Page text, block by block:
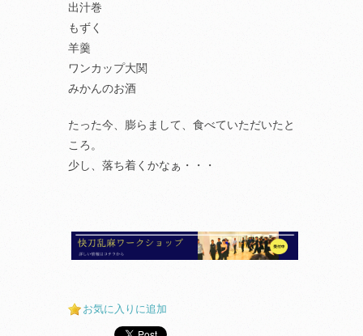
出汁巻
もずく
羊羹
ワンカップ大関
みかんのお酒
たった今、膨らまして、食べていただいたと
ころ。
少し、落ち着くかなぁ・・・
お気に入りに追加